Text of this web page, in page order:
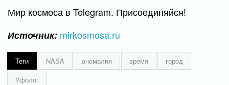
Мир космоса в Telegram. Присоединяйся!
Источник: mirkosmosa.ru
Теги NASA аномалия время
город
Уфолог